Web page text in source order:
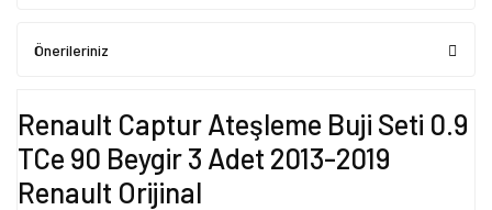
Önerileriniz
Renault Captur Ateşleme Buji Seti 0.9
TCe 90 Beygir 3 Adet 2013-2019
Renault Orijinal